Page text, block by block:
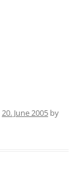
20. June 2005 by